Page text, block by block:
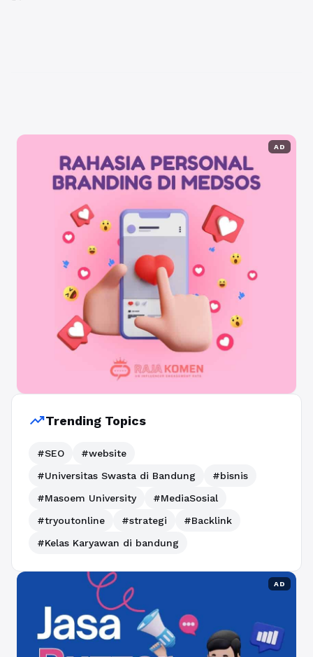
AD
trending_upTrending Topics
#SEO
#website
#Universitas Swasta di Bandung
#bisnis
#Masoem University
#MediaSosial
#tryoutonline
#strategi
#Backlink
#Kelas Karyawan di bandung
AD